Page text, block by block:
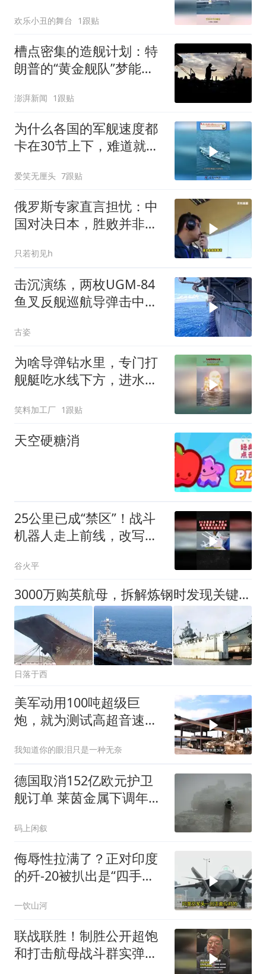
欢乐小丑的舞台 1跟贴
槽点密集的造舰计划：特
朗普的“黄金舰队”梦能实
澎湃新闻 1跟贴
为什么各国的军舰速度都
卡在30节上下，难道就不
爱笑无厘头 7跟贴
俄罗斯专家直言担忧：中
国对决日本，胜败并非唯
只若初见h
击沉演练，两枚UGM-84
鱼叉反舰巡航导弹击中退
舰
古姿
为啥导弹钻水里，专门打
舰艇吃水线下方，进水沉
笑料加工厂 1跟贴
天空硬糖消
25公里已成“禁区”！战斗
机器人走上前线，改写俄
谷火平
3000万购英航母，拆解炼钢时发现关键技术
日落于西
美军动用100吨超级巨
炮，就为测试高超音速导
我知道你的眼泪只是一种无奈
德国取消152亿欧元护卫
舰订单 莱茵金属下调年销
码上闲叙
侮辱性拉满了？正对印度
的歼-20被扒出是“四手老
一饮山河
联战联胜！制胜公开超饱
和打击航母战斗群实弹演